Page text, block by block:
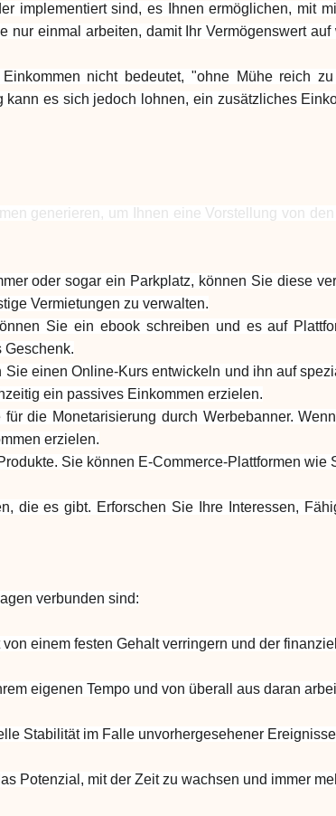
Rechner
Blog
Hilfe
implementiert sind, es Ihnen ermöglichen, mit
einmal arbeiten, damit Ihr Vermögenswert
nicht bedeutet, "ohne Mühe reich
es sich jedoch lohnen, ein zusätzliches
generieren, um Ihnen eine Vorstellung von
oder sogar ein Parkplatz, können Sie diese
Vermietungen zu verwalten.
Sie ein ebook schreiben und es auf
Geschenk.
einen Online-Kurs entwickeln und ihn auf
ein passives Einkommen erzielen.
die Monetarisierung durch Werbebanner.
erzielen.
Sie können E-Commerce-Plattformen wie
die es gibt. Erforschen Sie Ihre Interessen,
verbunden sind:
einem festen Gehalt verringern und der
eigenen Tempo und von überall aus daran
Stabilität im Falle unvorhergesehener
Potenzial, mit der Zeit zu wachsen und immer